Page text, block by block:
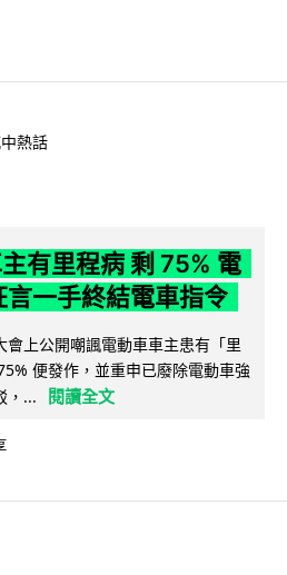
熱話
有里程病 剩 75% 電
一手終結電車指令
上公開嘲諷電動車車主患有「里
便發作，並重申已廢除電動車強
，...
閱讀全文